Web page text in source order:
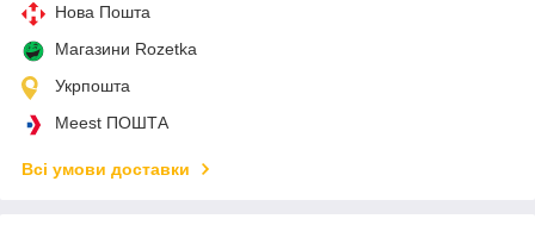
Нова Пошта
Магазини Rozetka
Укрпошта
Meest ПОШТА
Всі умови доставки